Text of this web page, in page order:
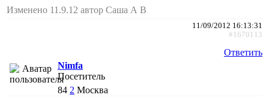
Изменено 11.9.12 автор Саша А В
11/09/2012 16:13:31
#1670113
Ответить
Nimfa
Посетитель
84 2 Москва